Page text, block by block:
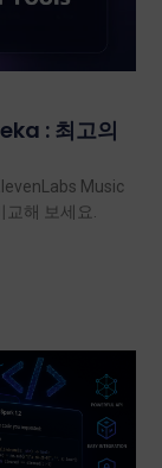
: 최고의
Music
교해 보세요.